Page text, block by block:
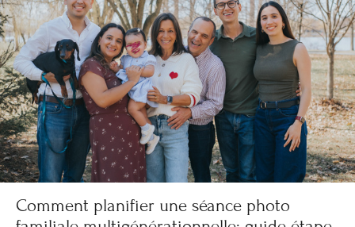
Comment planifier une séance photo